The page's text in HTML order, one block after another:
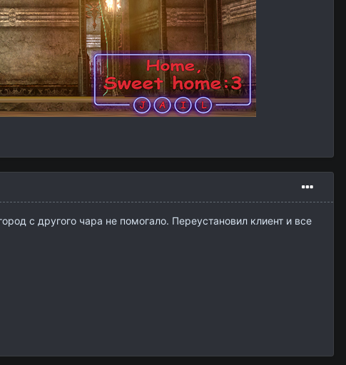
с другого чара не помогало. Переустановил клиент и все